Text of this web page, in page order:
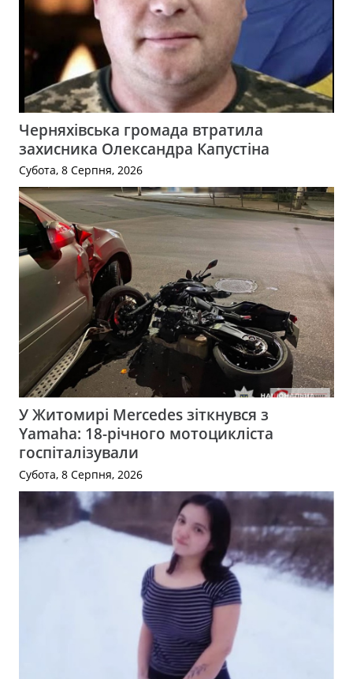
Черняхівська громада втратила
захисника Олександра Капустіна
Субота, 8 Серпня, 2026
У Житомирі Mercedes зіткнувся з
Yamaha: 18-річного мотоцикліста
госпіталізували
Субота, 8 Серпня, 2026